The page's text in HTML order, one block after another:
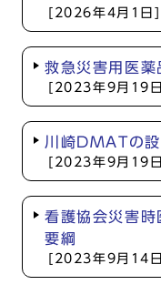
[2026年4月1日]
救急災害用医薬
[2023年9月19
川崎DMATの設
[2023年9月19
看護協会災害時
要綱
[2023年9月14